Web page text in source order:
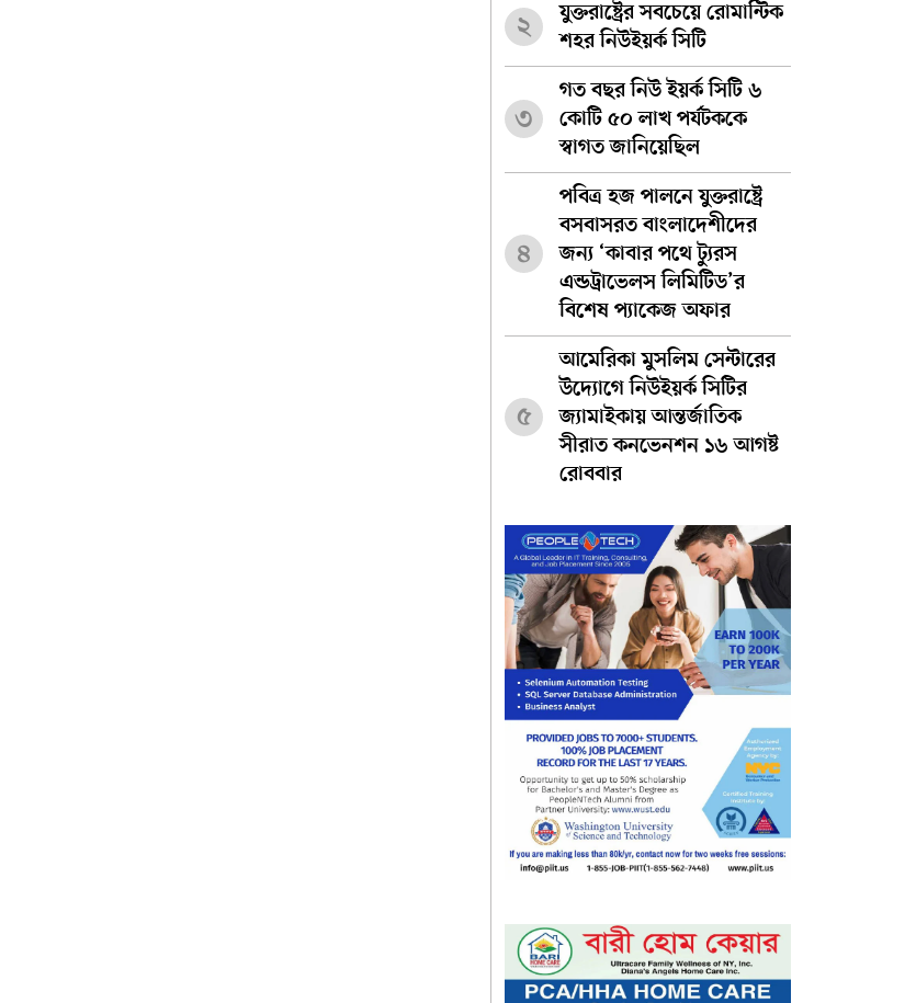
২
যুক্তরাষ্ট্রের সবচেয়ে রোমান্টিক
শহর নিউইয়র্ক সিটি
৩
গত বছর নিউ ইয়র্ক সিটি ৬
কোটি ৫০ লাখ পর্যটককে
স্বাগত জানিয়েছিল
৪
পবিত্র হজ পালনে যুক্তরাষ্ট্রে
বসবাসরত বাংলাদেশীদের
জন্য ‘কাবার পথে ট্যুরস
এন্ডট্রাভেলস লিমিটিড’র
বিশেষ প্যাকেজ অফার
৫
আমেরিকা মুসলিম সেন্টারের
উদ্যোগে নিউইয়র্ক সিটির
জ্যামাইকায় আন্তর্জাতিক
সীরাত কনভেনশন ১৬ আগষ্ট
রোববার